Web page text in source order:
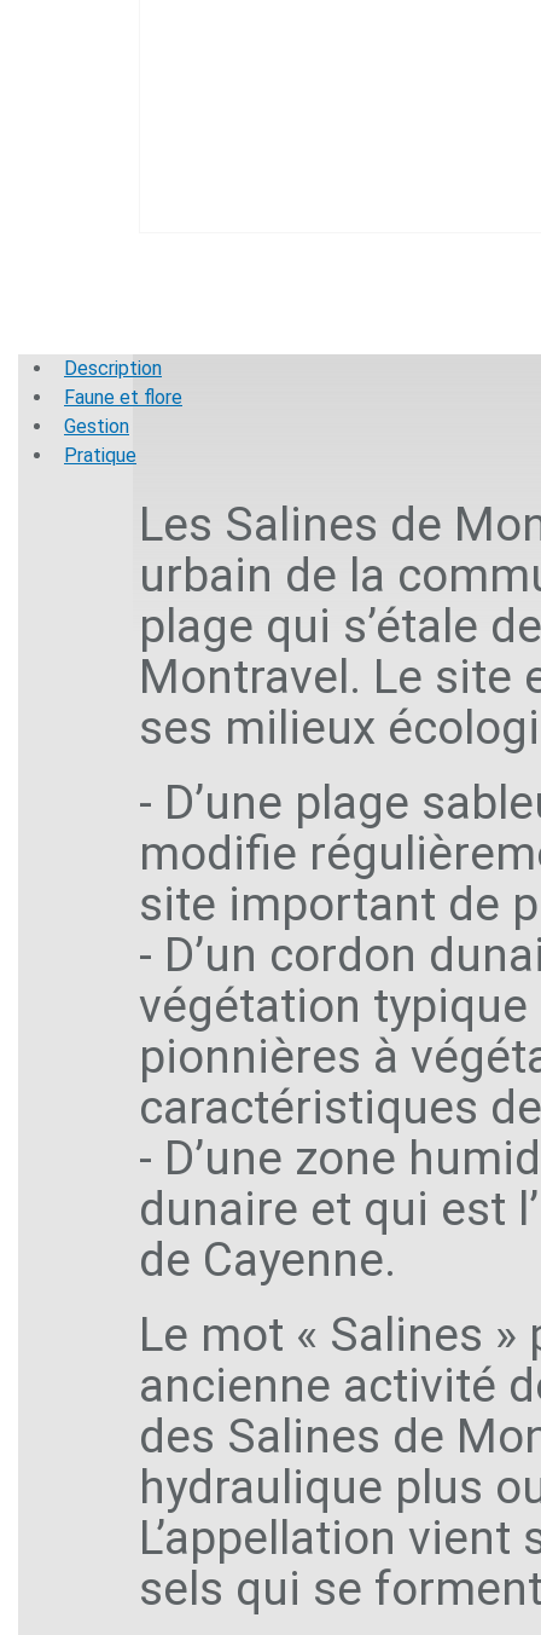
Description
Faune et flore
Gestion
Pratique
Les Salines de
urbain de la
plage qui s’étale
Montravel. Le site
ses milieux
- D’une plage
modifie
site important de
- D’un cordon
végétation
pionnières à
caractéristiques
- D’une zone
dunaire et qui est
de Cayenne.
Le mot « Salines
ancienne activité
des Salines de
hydraulique plus
L’appellation
sels qui se